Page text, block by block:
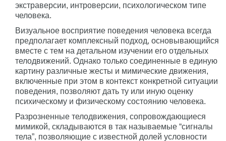
экстраверсии, интроверсии, психологическом типе
человека.
Визуальное восприятие поведения человека всегда
предполагает комплексный подход, основывающийся
вместе с тем на детальном изучении его отдельных
телодвижений. Однако только соединенные в единую
картину различные жесты и мимические движения,
включенные при этом в контекст конкретной ситуации
поведения, позволяют дать ту или иную оценку
психическому и физическому состоянию человека.
Разрозненные телодвижения, сопровождающиеся
мимикой, складываются в так называемые “сигналы
тела”, позволяющие с известной долей условности